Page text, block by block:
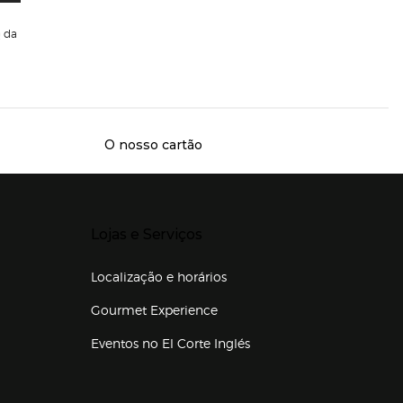
da
O nosso cartão
Localização e horários
Gourmet Experience
Eventos no El Corte Inglés